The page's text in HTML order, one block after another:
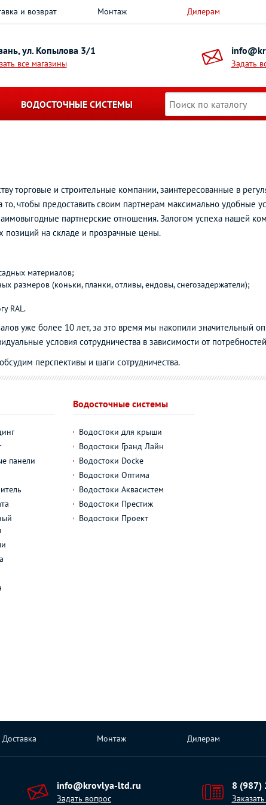
и возврат Монтаж Дилерам
ул. Копылова 3/1
все магазины Задать
ВОДОСТОЧНЫЕ СИСТЕМЫ
торговые и строительные компании, заинтересованные в
чтобы предоставить своим партнерам максимально удобные
партнерские отношения. Залогом успеха нашей
позиций на складе и прозрачные цены.
материалов;
размеров (коньки, планки, отливы, ендовы, снегозадержатели);
RAL.
уже более 10 лет, за это время мы накопили значительный
условия сотрудничества в зависимости от
перспективы и шаги сотрудничества.
панели
Водосточные системы
Водостоки для крыши
Водостоки Гранд Лайн
Водостоки Docke
Водостоки Оптима
Водостоки Аквасистем
Водостоки Престиж
Водостоки Проект
Доставка Монтаж Дилерам
info@krovlya-ltd.ru
Задать вопрос
8 (987)